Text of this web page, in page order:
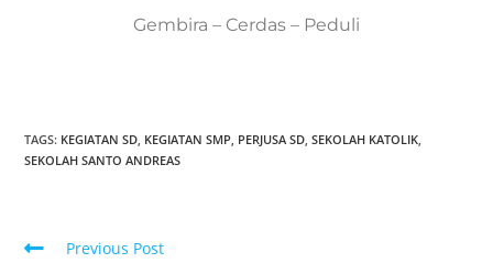
Gembira – Cerdas – Peduli
TAGS: KEGIATAN SD KEGIATAN SMP PERJUSA SD SEKOLAH KATOLIK
SEKOLAH SANTO ANDREAS
Previous Post